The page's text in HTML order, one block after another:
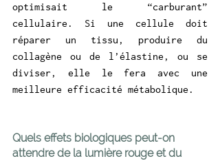
optimisait le “carburant”
cellulaire. Si une cellule doit
réparer un tissu, produire du
collagène ou de l’élastine, ou se
diviser, elle le fera avec une
meilleure efficacité métabolique.
Quels effets biologiques peut-on
attendre de la lumière rouge et du